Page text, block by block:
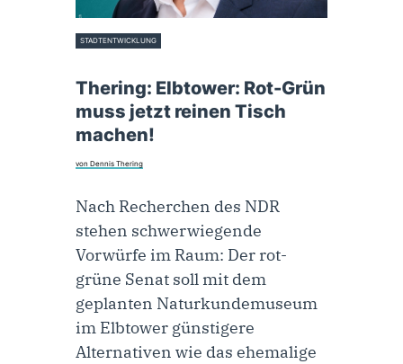
STADTENTWICKLUNG
Thering: Elbtower: Rot-Grün
muss jetzt reinen Tisch
machen!
von Dennis Thering
Nach Recherchen des NDR
stehen schwerwiegende
Vorwürfe im Raum: Der rot-
grüne Senat soll mit dem
geplanten Naturkundemuseum
im Elbtower günstigere
Alternativen wie das ehemalige